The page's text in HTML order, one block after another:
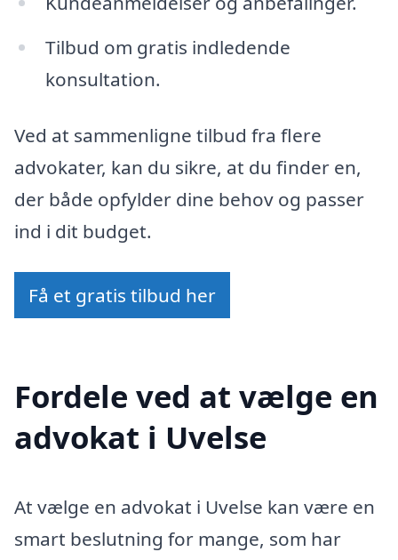
Tilbud om gratis indledende
konsultation.
Ved at sammenligne tilbud fra flere
advokater, kan du sikre, at du finder en,
der både opfylder dine behov og passer
ind i dit budget.
Få et gratis tilbud her
Fordele ved at vælge en
advokat i Uvelse
At vælge en advokat i Uvelse kan være en
smart beslutning for mange, som har